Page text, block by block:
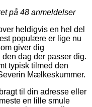
på 48 anmeldelser
heldigvis en hel del
populære er lige nu
giver dig
dag der passer dig.
typisk tilmed den
Mælkeskummer.
til din adresse eller
en lille smule